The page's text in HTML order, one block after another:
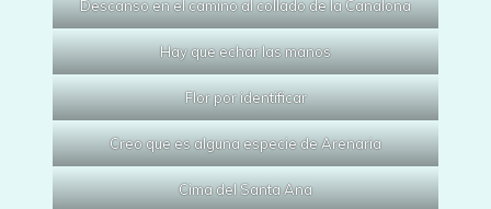
Descanso en el camino al collado de la Canalona
Hay que echar las manos
Flor por identificar
Creo que es alguna especie de Arenaria
Cima del Santa Ana